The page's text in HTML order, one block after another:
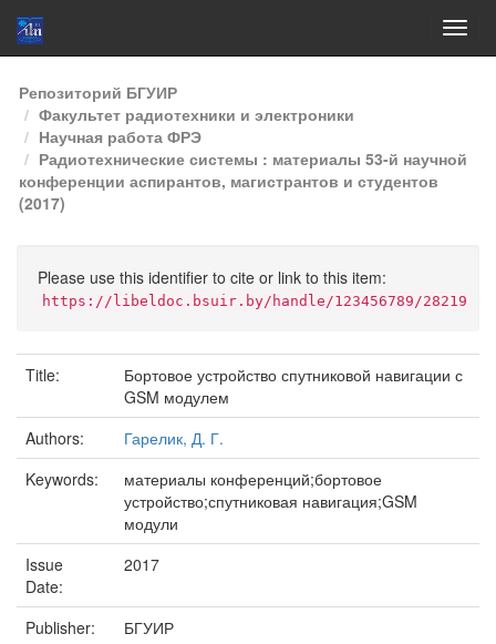
Skip
navigation
Репозиторий БГУИР
Факультет радиотехники и электроники
Научная работа ФРЭ
Радиотехнические системы : материалы 53-й научной
конференции аспирантов, магистрантов и студентов
(2017)
Please use this identifier to cite or link to this item:
https://libeldoc.bsuir.by/handle/123456789/28219
Title:
Бортовое устройство спутниковой навигации с
GSM модулем
Authors:
Гарелик, Д. Г.
Keywords:
материалы конференций;бортовое
устройство;спутниковая навигация;GSM
модули
Issue
Date:
2017
Publisher:
БГУИР